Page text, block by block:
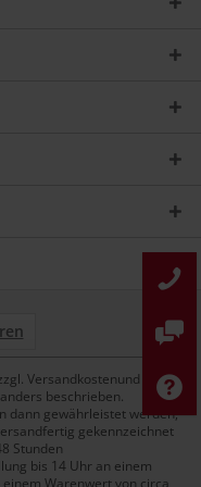
Versandkostenund ggf.
beschrieben.
dann gewährleistet werden,
gekennzeichnet
Stunden
bis 14 Uhr an einem